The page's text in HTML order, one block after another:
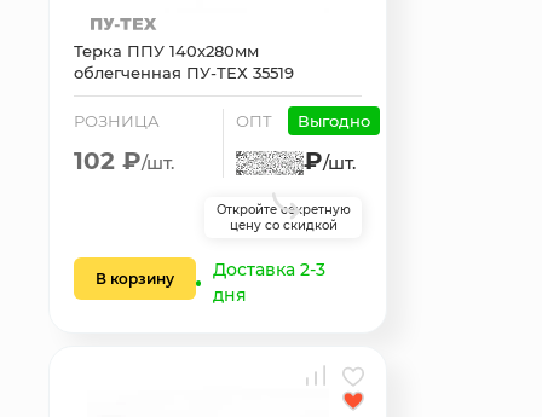
Терка ППУ 140х280мм
облегченная ПУ-ТЕХ 35519
РОЗНИЦА
102 ₽/шт.
ОПТ Выгодно
₽/шт.
Откройте секретную
цену со скидкой
В корзину
Доставка 2-3
дня